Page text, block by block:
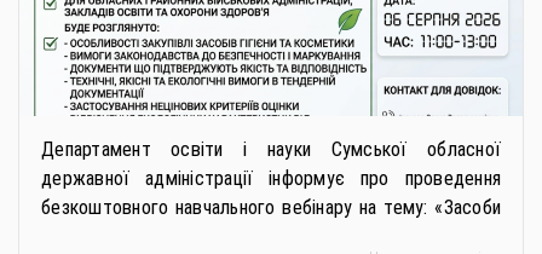
Департамент освіти і науки Сумської обласної
державної адміністрації інформує про проведення
безкоштовного навчального вебінару на тему: «Засоби